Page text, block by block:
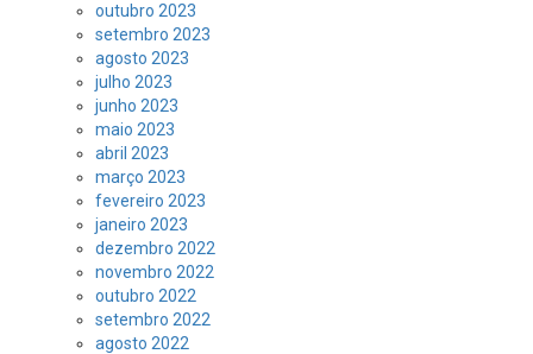
outubro 2023
setembro 2023
agosto 2023
julho 2023
junho 2023
maio 2023
abril 2023
março 2023
fevereiro 2023
janeiro 2023
dezembro 2022
novembro 2022
outubro 2022
setembro 2022
agosto 2022